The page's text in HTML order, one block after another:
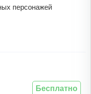
персонажей
Бесплатно